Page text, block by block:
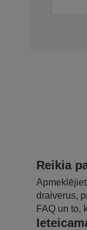
Reikia
draiverus,
FAQ un to,